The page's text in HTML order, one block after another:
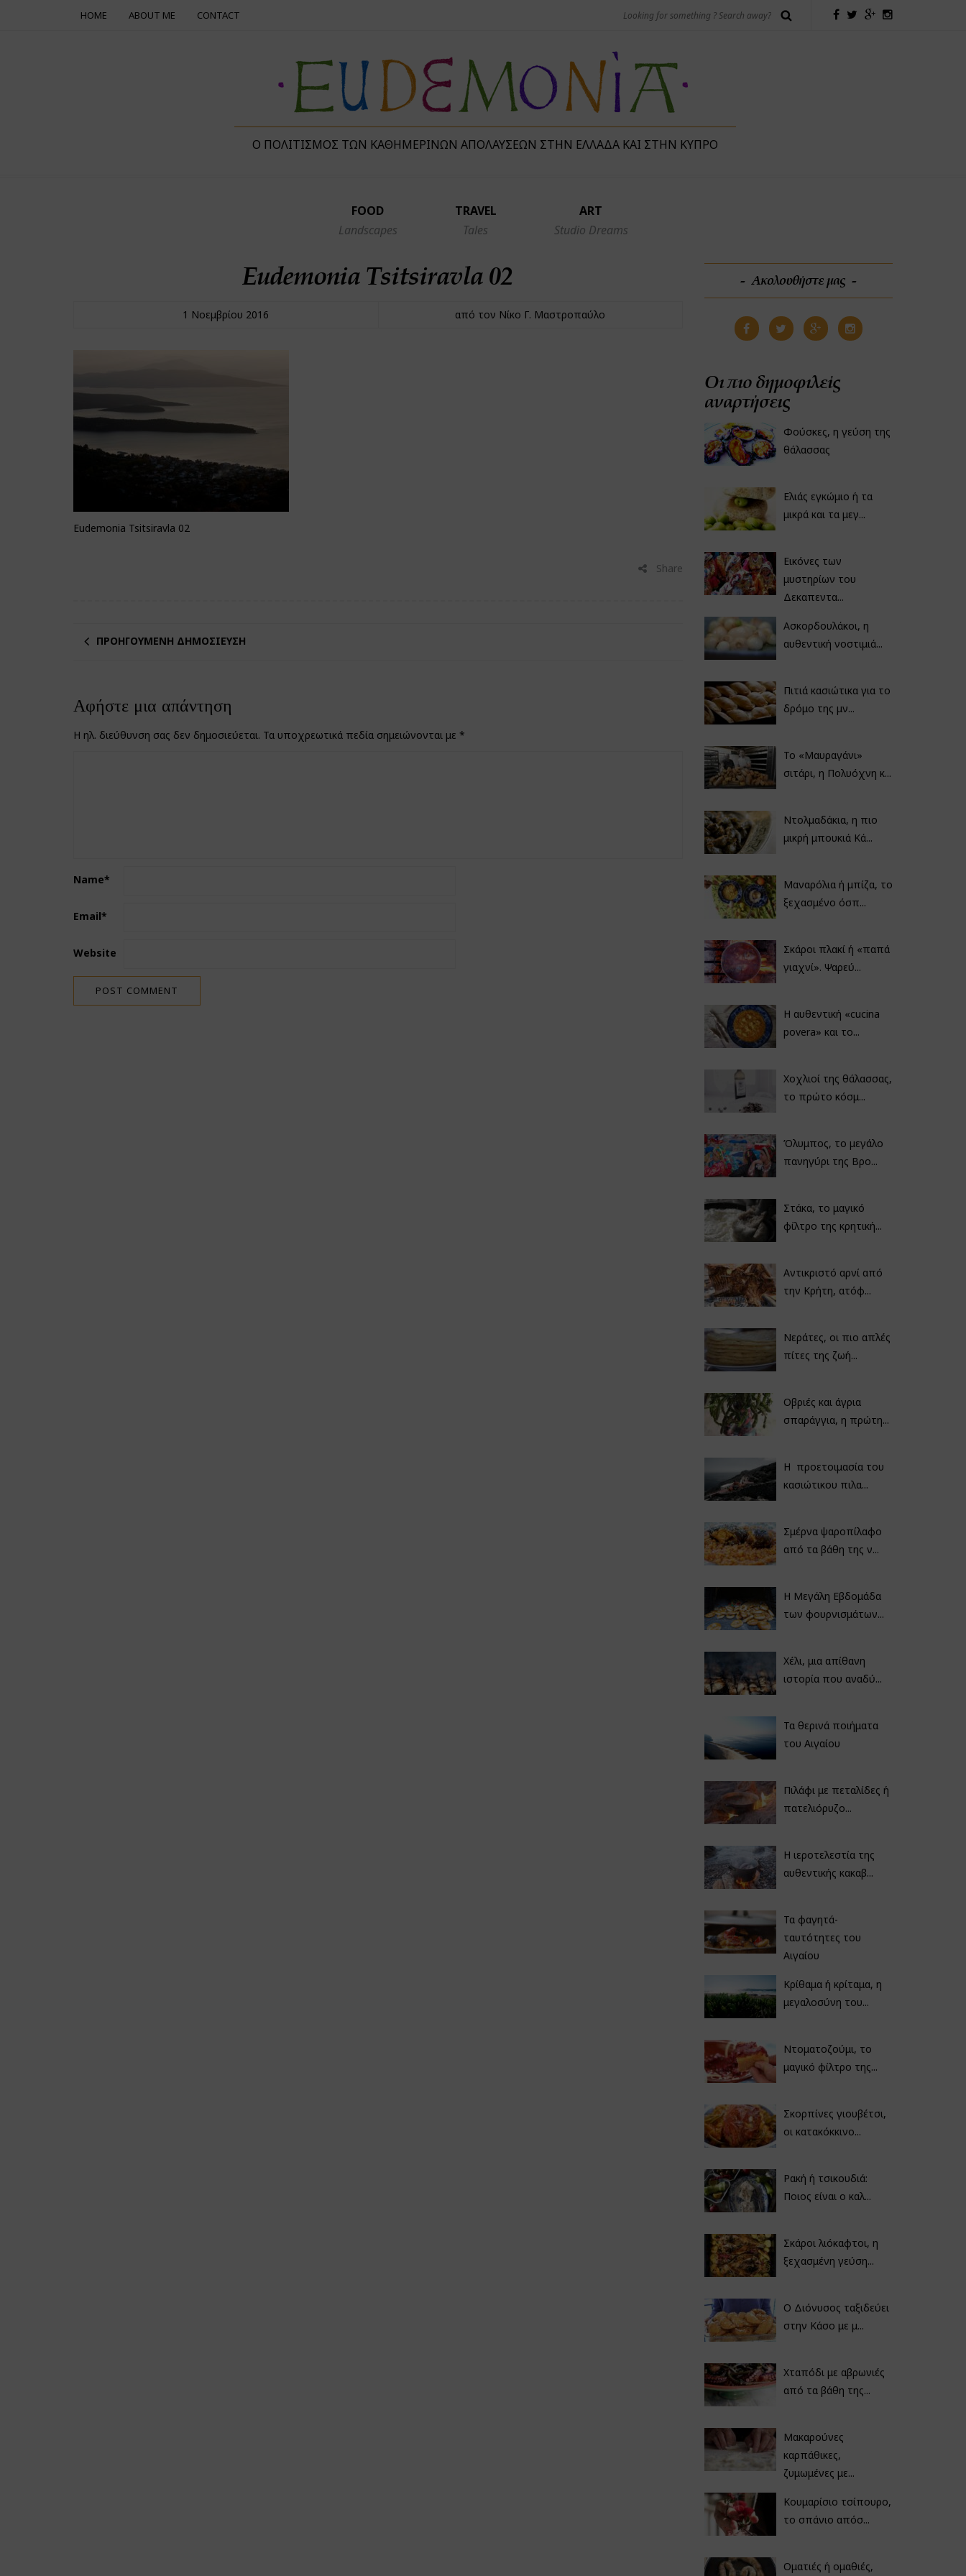
HOME ABOUT ME CONTACT
Ο ΠΟΛΙΤΙΣΜΌΣ ΤΩΝ ΚΑΘΗΜΕΡΙΝΏΝ ΑΠΟΛΑΎΣΕΩΝ ΣΤΗΝ ΕΛΛΆΔΑ ΚΑΙ ΣΤΗΝ ΚΎΠΡΟ
FOOD
Landscapes
TRAVEL
Tales
ART
Studio Dreams
Eudemonia Tsitsiravla 02
1 Νοεμβρίου 2016 από τον Νίκο Γ. Μαστροπαύλο
Eudemonia Tsitsiravla 02
Share
ΠΡΟΗΓΟΎΜΕΝΗ ΔΗΜΟΣΊΕΥΣΗ
Αφήστε μια απάντηση
Η ηλ. διεύθυνση σας δεν δημοσιεύεται. Τα υποχρεωτικά πεδία σημειώνονται με *
Name*
Email*
Website
Ακολουθήστε μας
Οι πιο δημοφιλείς
αναρτήσεις
Φούσκες, η γεύση της
θάλασσας
Ελιάς εγκώμιο ή τα
μικρά και τα μεγ...
Εικόνες των
μυστηρίων του
Δεκαπεντα...
Ασκορδουλάκοι, η
αυθεντική νοστιμιά...
Πιτιά κασιώτικα για το
δρόμο της μν...
Το «Μαυραγάνι»
σιτάρι, η Πολυόχνη κ...
Ντολμαδάκια, η πιο
μικρή μπουκιά Κά...
Μαναρόλια ή μπίζα, το
ξεχασμένο όσπ...
Σκάροι πλακί ή «παπά
γιαχνί». Ψαρεύ...
Η αυθεντική «cucina
povera» και το...
Χοχλιοί της θάλασσας,
το πρώτο κόσμ...
Όλυμπος, το μεγάλο
πανηγύρι της Βρο...
Στάκα, το μαγικό
φίλτρο της κρητική...
Αντικριστό αρνί από
την Κρήτη, ατόφ...
Νεράτες, οι πιο απλές
πίτες της ζωή...
Οβριές και άγρια
σπαράγγια, η πρώτη...
Η προετοιμασία του
κασιώτικου πιλα...
Σμέρνα ψαροπίλαφο
από τα βάθη της ν...
Η Μεγάλη Εβδομάδα
των φουρνισμάτων...
Χέλι, μια απίθανη
ιστορία που αναδύ...
Τα θερινά ποιήματα
του Αιγαίου
Πιλάφι με πεταλίδες ή
πατελιόρυζο...
Η ιεροτελεστία της
αυθεντικής κακαβ...
Τα φαγητά-
ταυτότητες του
Αιγαίου
Κρίθαμα ή κρίταμα, η
μεγαλοσύνη του...
Ντοματοζούμι, το
μαγικό φίλτρο της...
Σκορπίνες γιουβέτσι,
οι κατακόκκινο...
Ρακή ή τσικουδιά:
Ποιος είναι ο καλ...
Σκάροι λιόκαφτοι, η
ξεχασμένη γεύση...
Ο Διόνυσος ταξιδεύει
στην Κάσο με μ...
Χταπόδι με αβρωνιές
από τα βάθη της...
Μακαρούνες
καρπάθικες,
ζυμωμένες με...
Κουμαρίσιο τσίπουρο,
το σπάνιο απόσ...
Οματιές ή ομαθιές,